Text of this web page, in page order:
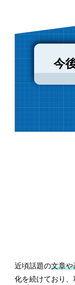
今
近頃話題の文章や
化を続けており、